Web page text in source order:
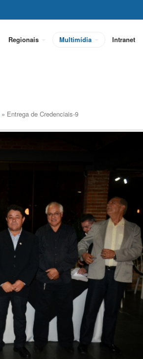
Regionais Multimídia Intranet
» Entrega de Credenciais-9